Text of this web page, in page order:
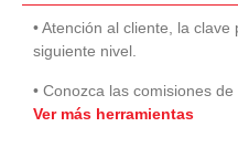
• Atención al cliente, la
siguiente nivel.
• Conozca las comisiones
Ver más herramientas